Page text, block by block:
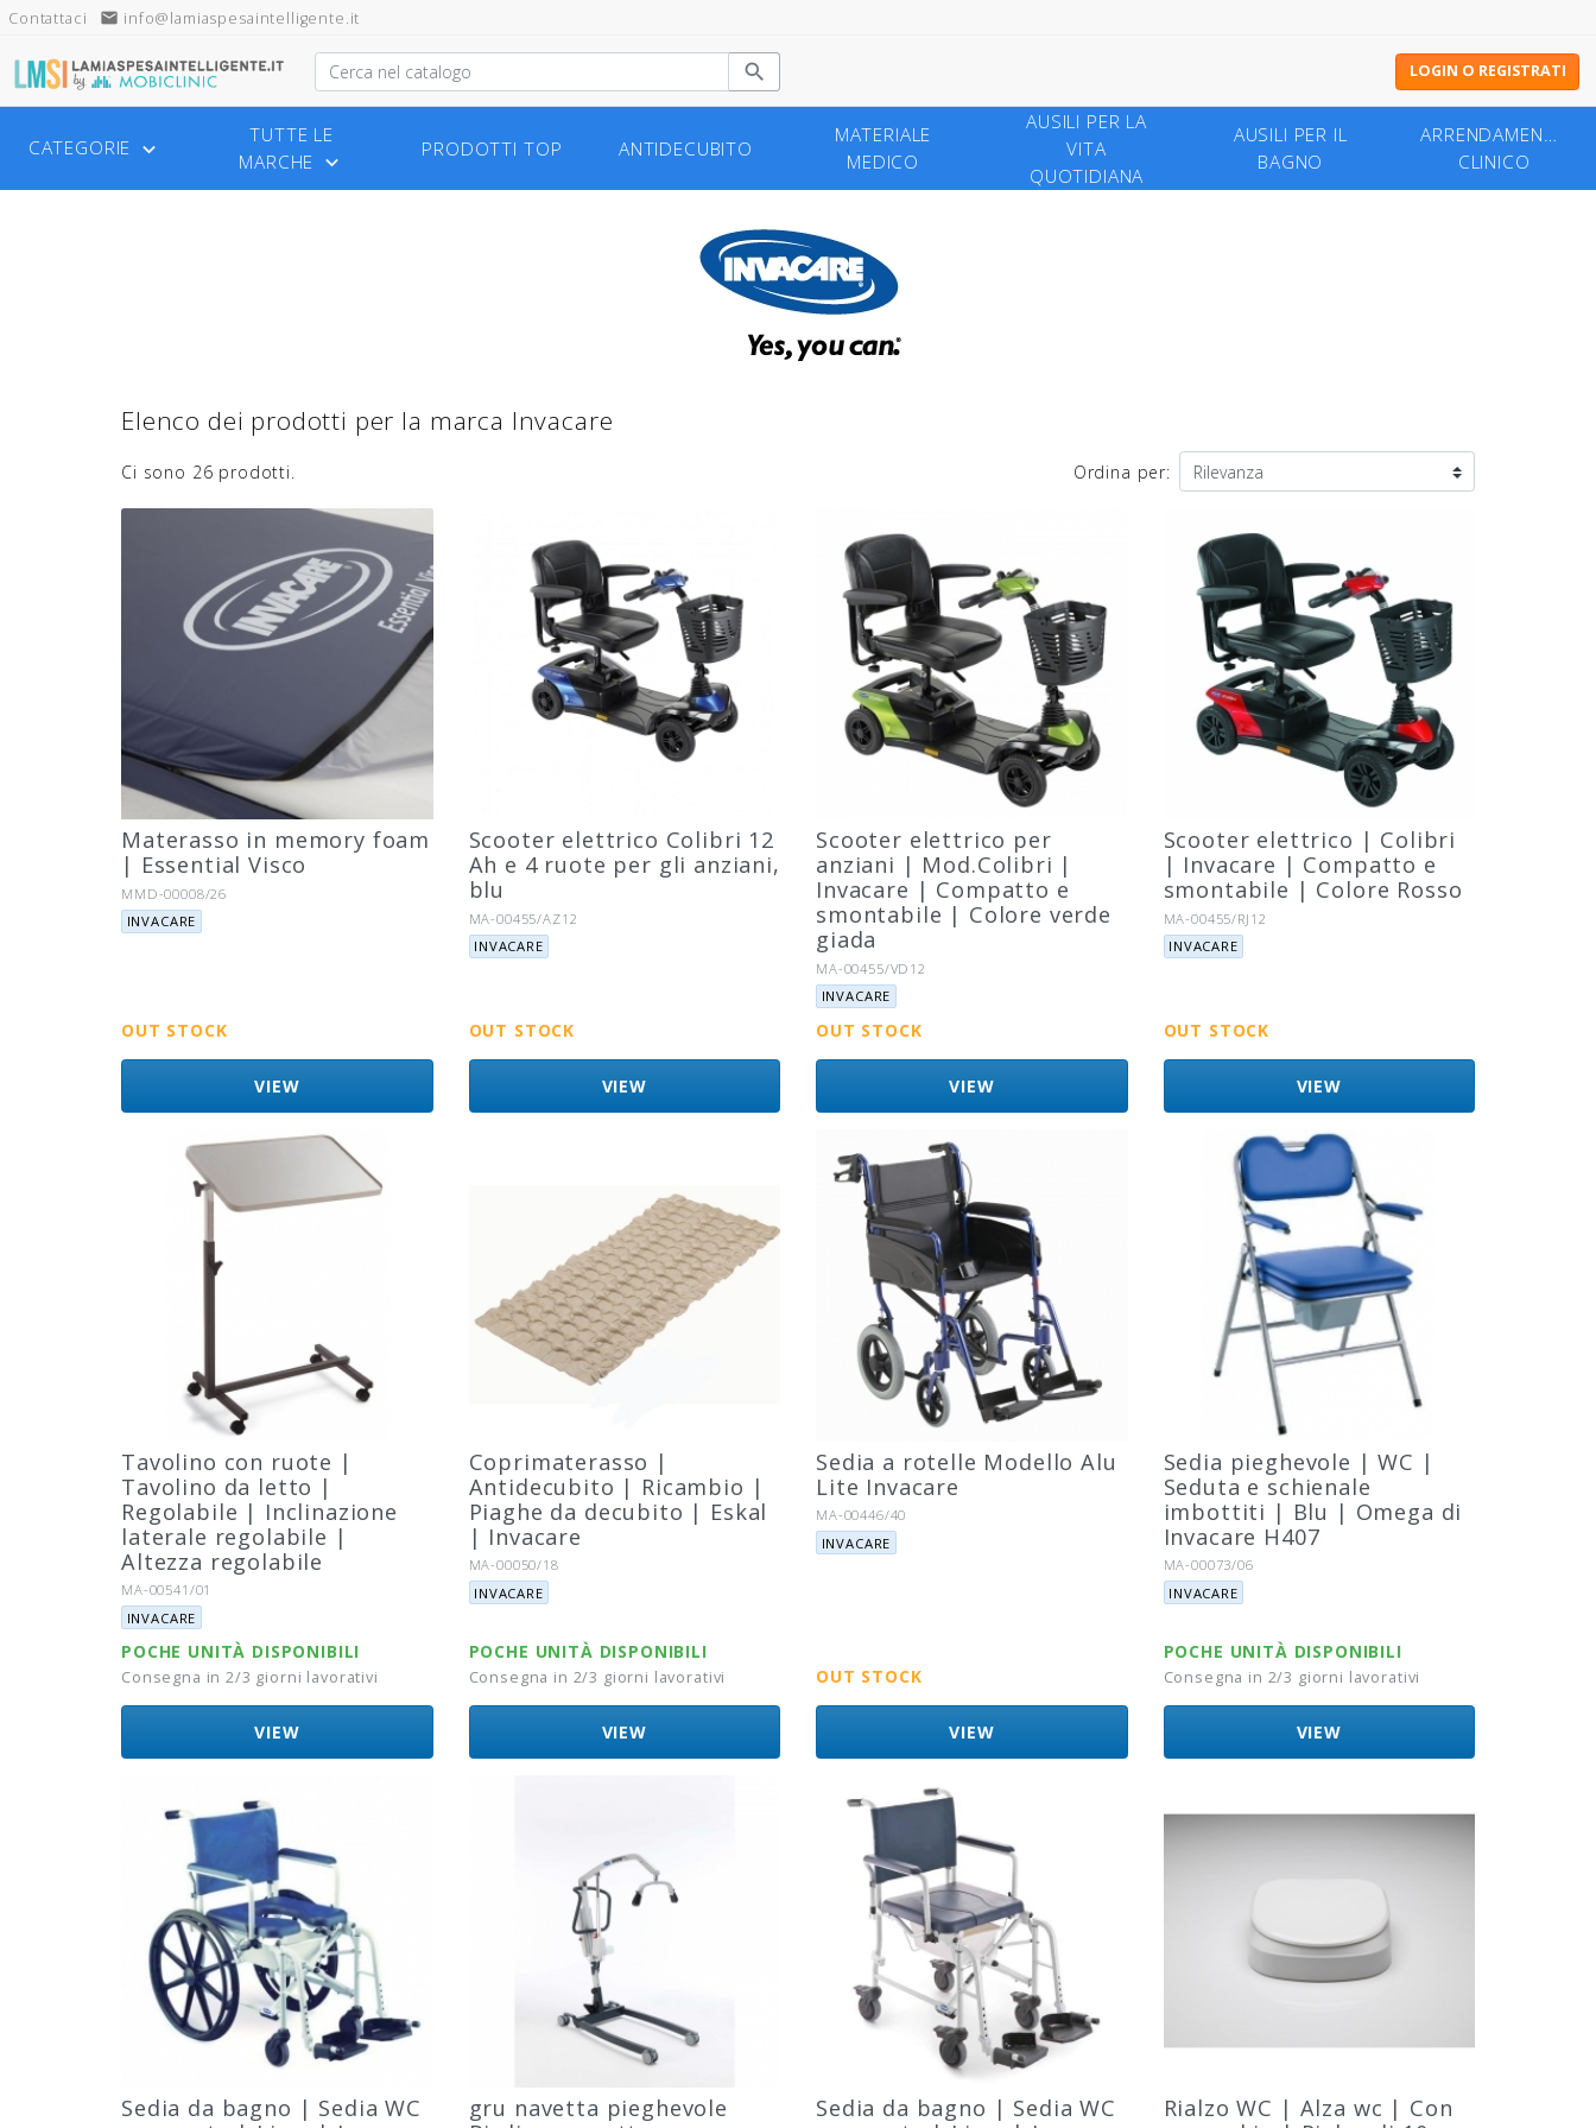
Contattaci email info@lamiaspesaintelligente.it
 LOGIN O REGISTRATI
CATEGORIE 
TUTTE LE
MARCHE 
PRODOTTI TOP ANTIDECUBITO
MATERIALE
MEDICO
AUSILI PER LA
VITA
QUOTIDIANA
AUSILI PER IL
BAGNO
ARRENDAMENTO
CLINICO
Elenco dei prodotti per la marca Invacare
Ci sono 26 prodotti. Ordina per:
Materasso in memory foam
| Essential Visco
Riferimento:
MMD-00008/26
Marca:
INVACARE
OUT STOCK
VIEW
Scooter elettrico Colibri 12
Ah e 4 ruote per gli anziani,
blu
Riferimento:
MA-00455/AZ12
Marca:
INVACARE
OUT STOCK
VIEW
Scooter elettrico per
anziani | Mod.Colibri |
Invacare | Compatto e
smontabile | Colore verde
giada
Riferimento:
MA-00455/VD12
Marca:
INVACARE
OUT STOCK
VIEW
Scooter elettrico | Colibri
| Invacare | Compatto e
smontabile | Colore Rosso
Riferimento:
MA-00455/RJ12
Marca:
INVACARE
OUT STOCK
VIEW
Tavolino con ruote |
Tavolino da letto |
Regolabile | Inclinazione
laterale regolabile |
Altezza regolabile
Riferimento:
MA-00541/01
Marca:
INVACARE
POCHE UNITÀ DISPONIBILI
Consegna in 2/3 giorni lavorativi
VIEW
Coprimaterasso |
Antidecubito | Ricambio |
Piaghe da decubito | Eskal
| Invacare
Riferimento:
MA-00050/18
Marca:
INVACARE
POCHE UNITÀ DISPONIBILI
Consegna in 2/3 giorni lavorativi
VIEW
Sedia a rotelle Modello Alu
Lite Invacare
Riferimento:
MA-00446/40
Marca:
INVACARE
OUT STOCK
VIEW
Sedia pieghevole | WC |
Seduta e schienale
imbottiti | Blu | Omega di
Invacare H407
Riferimento:
MA-00073/06
Marca:
INVACARE
POCHE UNITÀ DISPONIBILI
Consegna in 2/3 giorni lavorativi
VIEW
Sedia da bagno | Sedia WC
gru navetta pieghevole
Sedia da bagno | Sedia WC
Rialzo WC | Alza wc | Con